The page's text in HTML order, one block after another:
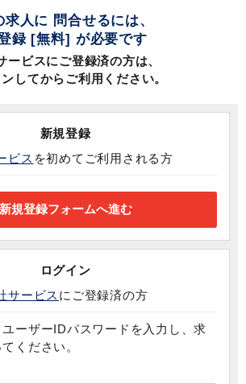
求人に 問合せるには、
録 [無料] が必要です
ービスにご登録済の方は、
してからご利用ください。
新規登録
ビス を初めてご利用される方
ログイン
サービス にご登録済の方
ーザーIDパスワードを入力し、求
ください。